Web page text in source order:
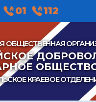
01 112
ОБЩЕСТВЕННАЯ
КРАЕВОЕ